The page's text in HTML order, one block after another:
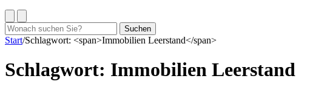
Suchen
nach:
Suchen
Start/Schlagwort: <span>Immobilien Leerstand</span>
Schlagwort: Immobilien Leerstand